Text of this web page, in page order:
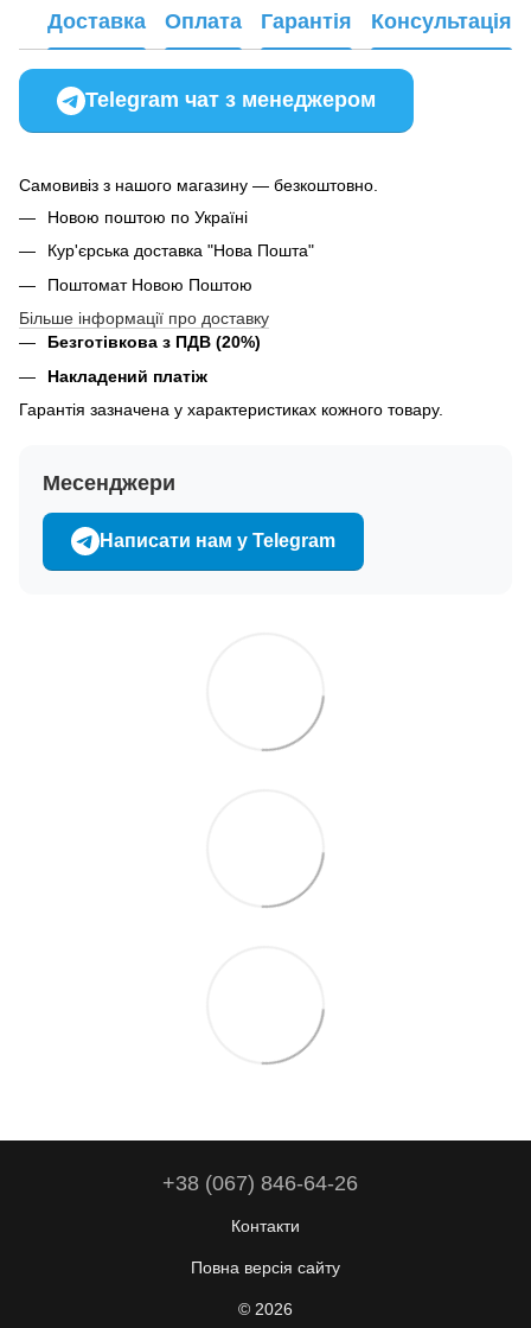
Доставка Оплата Гарантія Консультація
Telegram чат з менеджером
Самовивіз з нашого магазину — безкоштовно.
Новою поштою по Україні
Кур'єрська доставка "Нова Пошта"
Поштомат Новою Поштою
Більше інформації про доставку
Безготівкова з ПДВ (20%)
Накладений платіж
Гарантія зазначена у характеристиках кожного товару.
Месенджери
Написати нам у Telegram
+38 (067) 846-64-26
Контакти
Повна версія сайту
© 2026